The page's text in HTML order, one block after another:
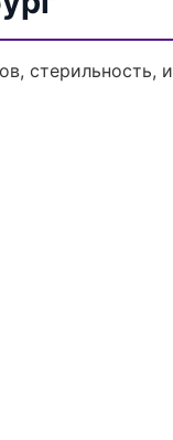
стерильность,